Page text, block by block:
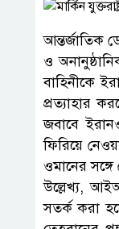
আন্তর্জাতিক
ও
বাহিনীকে
প্রত্যাহার
জবাবে
ফিরিয়ে
ওমানের
উল্লেখ্য,
সতর্ক করা